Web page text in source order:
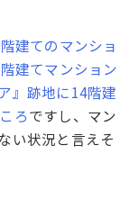
建てのマンショ
建てマンション
』跡地に14階建
ろですし、マン
い状況と言えそ